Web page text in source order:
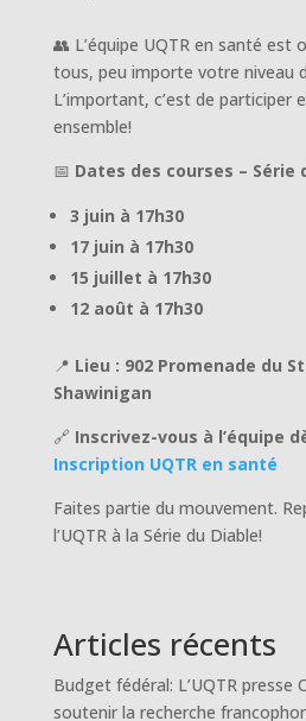
👥 L’équipe UQTR en santé
tous, peu importe votre niveau
L’important, c’est de participer
ensemble!
📅 Dates des courses – Série
3 juin à 17h30
17 juin à 17h30
15 juillet à 17h30
12 août à 17h30
📍 Lieu : 902 Promenade du
Shawinigan
🔗 Inscrivez-vous à l’équipe
Inscription UQTR en santé
Faites partie du mouvement.
l’UQTR à la Série du Diable!
Articles récents
Budget fédéral: L’UQTR presse
soutenir la recherche